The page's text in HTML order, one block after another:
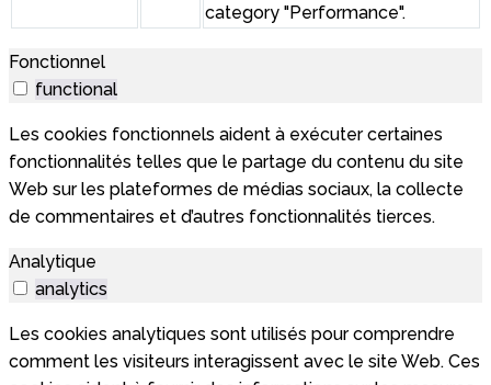
category "Performance".
Fonctionnel
functional
Les cookies fonctionnels aident à exécuter certaines
fonctionnalités telles que le partage du contenu du site
Web sur les plateformes de médias sociaux, la collecte
de commentaires et d’autres fonctionnalités tierces.
Analytique
analytics
Les cookies analytiques sont utilisés pour comprendre
comment les visiteurs interagissent avec le site Web. Ces